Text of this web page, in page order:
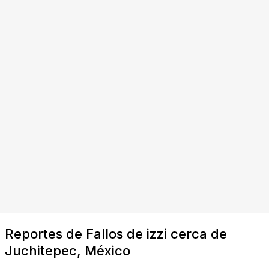
Reportes de Fallos de izzi cerca de
Juchitepec, México